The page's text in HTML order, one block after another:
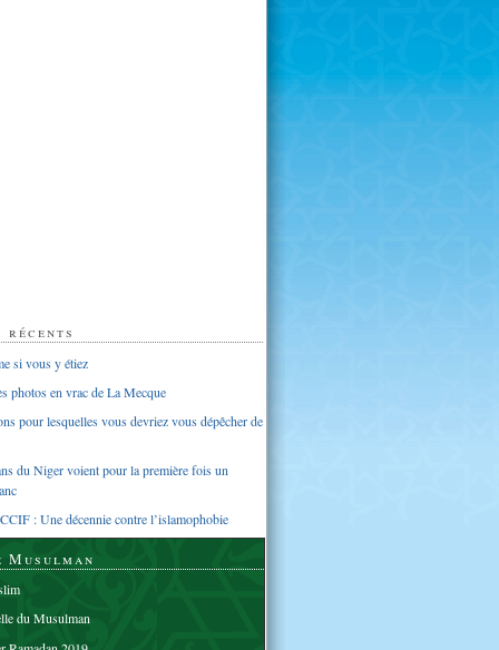
si vous y étiez
photos en vrac de La Mecque
pour lesquelles vous devriez vous dépêcher de
du Niger voient pour la première fois un
: Une décennie contre l’islamophobie
Musulman
du Musulman